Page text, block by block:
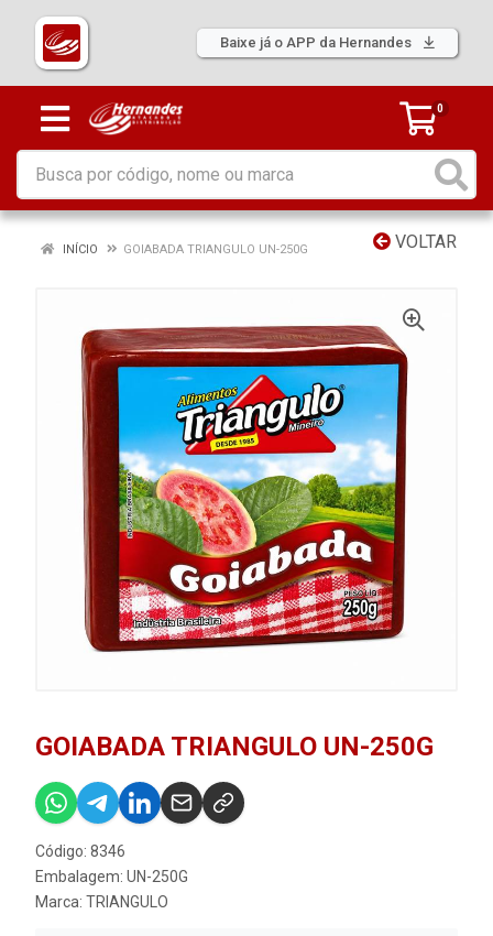
Baixe já o APP da Hernandes
0
VOLTAR
INÍCIO GOIABADA TRIANGULO UN-250G
GOIABADA TRIANGULO UN-250G
Código: 8346
Embalagem: UN-250G
Marca: TRIANGULO